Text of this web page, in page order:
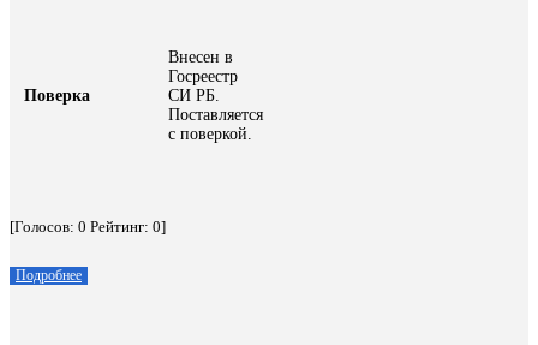
Поверка
Внесен в
Госреестр
СИ РБ.
Поставляется
с поверкой.
[Голосов: 0 Рейтинг: 0]
Подробнее